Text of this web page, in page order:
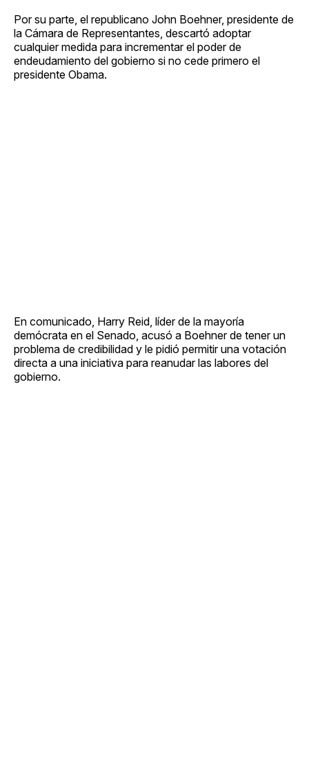
Por su parte, el republicano John Boehner, presidente de
la Cámara de Representantes, descartó adoptar
cualquier medida para incrementar el poder de
endeudamiento del gobierno si no cede primero el
presidente Obama.
En comunicado, Harry Reid, líder de la mayoría
demócrata en el Senado, acusó a Boehner de tener un
problema de credibilidad y le pidió permitir una votación
directa a una iniciativa para reanudar las labores del
gobierno.